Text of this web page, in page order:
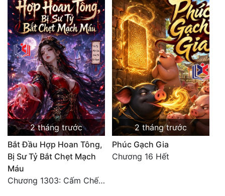
2 tháng trước
Bắt Đầu Hợp Hoan Tông,
Bị Sư Tỷ Bắt Chẹt Mạch
Máu
Chương 1303: Cấm Chế (Kết phần 1)
2 tháng trước
Phúc Gạch Gia
Chương 16 Hết